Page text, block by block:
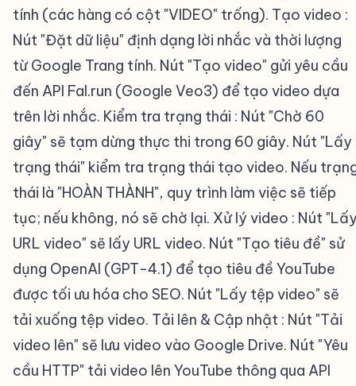
tính (các hàng có cột "VIDEO" trống). Tạo video :
Nút "Đặt dữ liệu" định dạng lời nhắc và thời lượng
từ Google Trang tính. Nút "Tạo video" gửi yêu cầu
đến API Fal.run (Google Veo3) để tạo video dựa
trên lời nhắc. Kiểm tra trạng thái : Nút "Chờ 60
giây" sẽ tạm dừng thực thi trong 60 giây. Nút "Lấy
trạng thái" kiểm tra trạng thái tạo video. Nếu
thái là "HOÀN THÀNH", quy trình làm việc sẽ tiếp
tục; nếu không, nó sẽ chờ lại. Xử lý video : Nút
URL video" sẽ lấy URL video. Nút "Tạo tiêu đề" sử
dụng OpenAI (GPT-4.1) để tạo tiêu đề YouTube
được tối ưu hóa cho SEO. Nút "Lấy tệp video" sẽ
tải xuống tệp video. Tải lên & Cập nhật : Nút "Tải
video lên" sẽ lưu video vào Google Drive. Nút "Yêu
cầu HTTP" tải video lên YouTube thông qua API